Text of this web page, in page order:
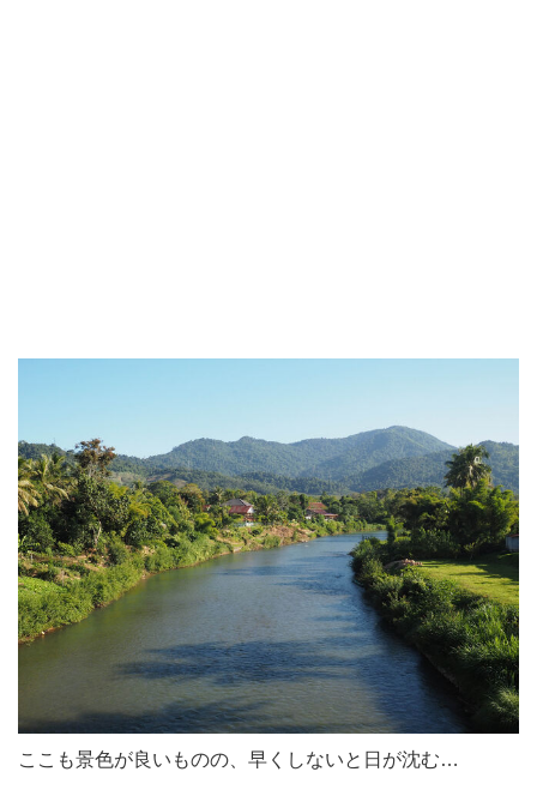
ここも景色が良いものの、早くしないと日が沈む…